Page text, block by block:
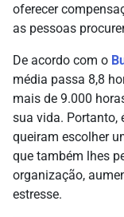
oferecer
as pessoas
De acordo com o
média passa 8,8
mais de 9.000
sua vida. Portanto,
queiram escolher
que também lhes
organização,
estresse.